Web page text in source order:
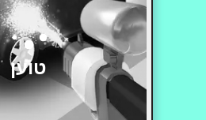
טוען